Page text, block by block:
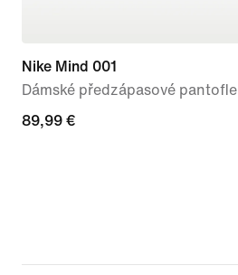
Nike Mind 001
Dámské předzápasové pantofle
89,99 €
89,99 €